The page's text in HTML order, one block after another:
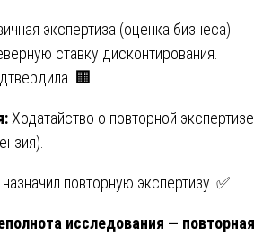
экспертиза (оценка бизнеса)
ставку дисконтирования.
🏢
Ходатайство о повторной экспертизе
повторную экспертизу. ✅
исследования — повторная